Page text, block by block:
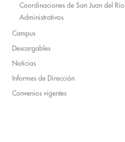
Coordinaciones de San Juan del Río
Administrativos
Campus
Descargables
Noticias
Informes de Dirección
Convenios vigentes